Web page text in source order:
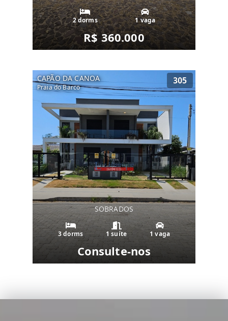
2 dorms 1 vaga
R$ 360.000
CAPÃO DA CANOA
Praia do Barco
305
SOBRADOS
3 dorms 1 suíte 1 vaga
Consulte-nos